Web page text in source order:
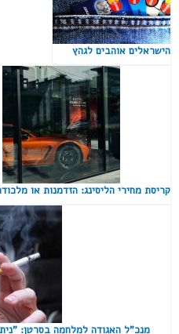
הישראלים אוהבים לגהץ
קריסת מחירי הליסינג: הזדמנות או
מנכ"ל האגודה למלחמה בסרטן: